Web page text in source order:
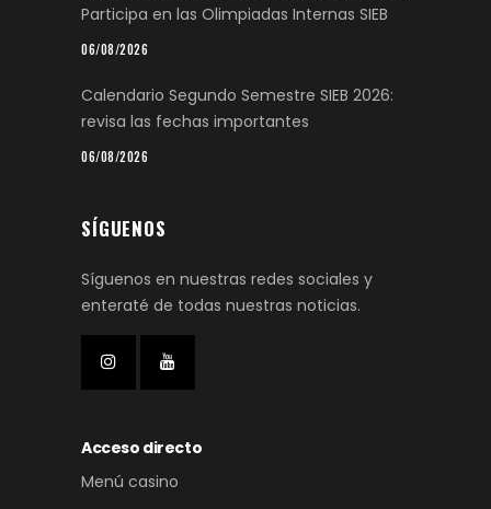
Participa en las Olimpiadas Internas SIEB
06/08/2026
Calendario Segundo Semestre SIEB 2026:
revisa las fechas importantes
06/08/2026
SÍGUENOS
Síguenos en nuestras redes sociales y
enteraté de todas nuestras noticias.
Acceso directo
Menú casino